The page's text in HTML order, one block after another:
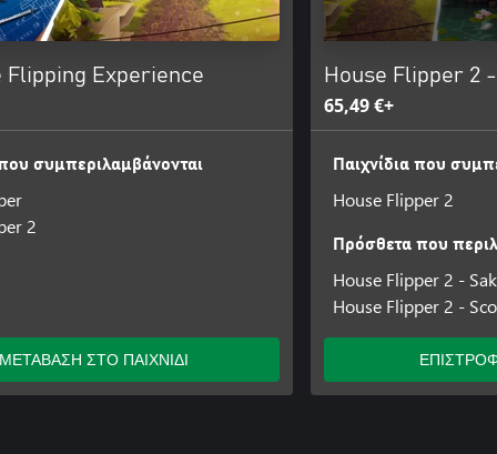
Flipping Experience
που συμπεριλαμβάνονται
2
ΜΕΤΑΒΑΣΗ ΣΤΟ ΠΑΙΧΝΙΔΙ
House Flipper 2
65,49 €+
Παιχνίδια που
House Flipper 2
Πρόσθετα που
House Flipper 2 -
House Flipper 2 -